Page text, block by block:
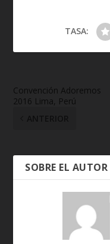
TASA:
Convención Adoremos
2016 Lima, Perú
SOBRE EL AUTOR